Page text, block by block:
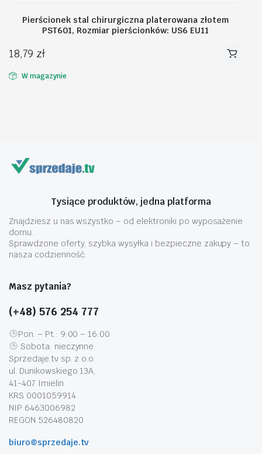
Pierścionek stal chirurgiczna platerowana złotem
PST601, Rozmiar pierścionków: US6 EU11
18,79 zł
W magazynie
Tysiące produktów, jedna platforma
Znajdziesz u nas wszystko – od elektroniki po wyposażenie
domu.
Sprawdzone oferty, szybka wysyłka i bezpieczne zakupy – to
nasza codzienność.
Masz pytania?
(+48) 576 254 777
Pon. – Pt.: 9:00 – 16:00
Sobota: nieczynne
Sprzedaje.tv sp. z o.o.
ul. Dunikowskiego 13A,
41-407 Imielin
KRS 0001059914
NIP 6463006982
REGON 526480820
biuro@sprzedaje.tv